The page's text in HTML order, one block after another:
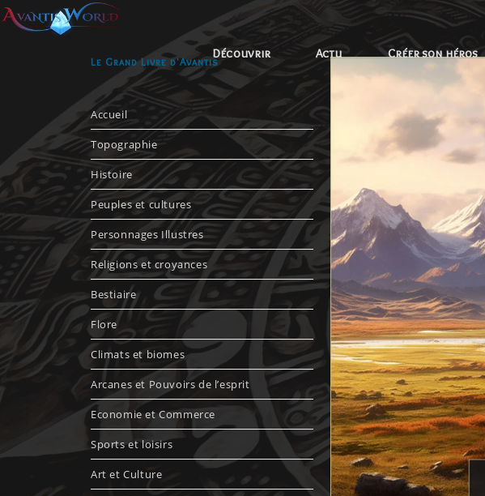
Découvrir Actu Créer son héros
Le Grand Livre d'Avantis
Accueil
Topographie
Histoire
Peuples et cultures
Personnages Illustres
Religions et croyances
Bestiaire
Flore
Climats et biomes
Arcanes et Pouvoirs de l’esprit
Economie et Commerce
Sports et loisirs
Art et Culture